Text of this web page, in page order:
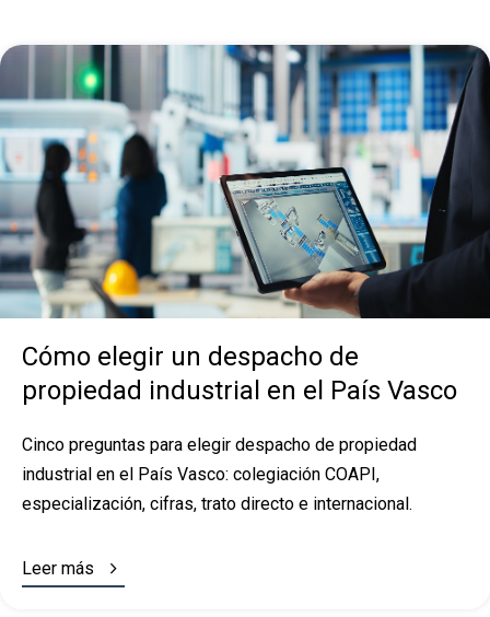
Cómo elegir un despacho de
propiedad industrial en el País Vasco
Cinco preguntas para elegir despacho de propiedad
industrial en el País Vasco: colegiación COAPI,
especialización, cifras, trato directo e internacional.
Leer más 